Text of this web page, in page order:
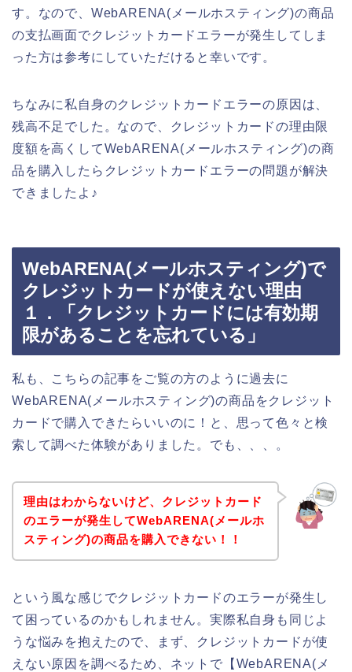
す。なので、WebARENA(メールホスティング)の商品
の支払画面でクレジットカードエラーが発生してしま
った方は参考にしていただけると幸いです。
ちなみに私自身のクレジットカードエラーの原因は、
残高不足でした。なので、クレジットカードの理由限
度額を高くしてWebARENA(メールホスティング)の商
品を購入したらクレジットカードエラーの問題が解決
できましたよ♪
WebARENA(メールホスティング)で
クレジットカードが使えない理由
１．「クレジットカードには有効期
限があることを忘れている」
私も、こちらの記事をご覧の方のように過去に
WebARENA(メールホスティング)の商品をクレジット
カードで購入できたらいいのに！と、思って色々と検
索して調べた体験がありました。でも、、、。
理由はわからないけど、クレジットカード
のエラーが発生してWebARENA(メールホ
スティング)の商品を購入できない！！
という風な感じでクレジットカードのエラーが発生し
て困っているのかもしれません。実際私自身も同じよ
うな悩みを抱えたので、まず、クレジットカードが使
えない原因を調べるため、ネットで【WebARENA(メ